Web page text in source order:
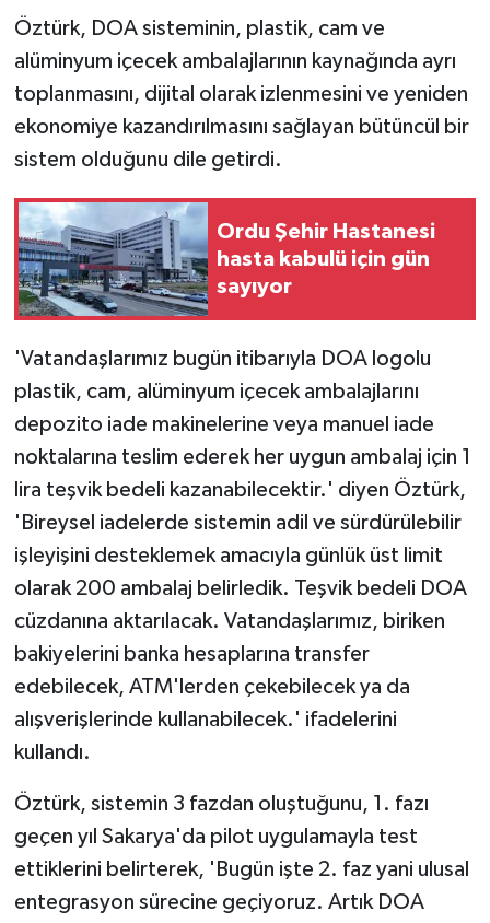
Öztürk, DOA sisteminin, plastik, cam ve
alüminyum içecek ambalajlarının kaynağında ayrı
toplanmasını, dijital olarak izlenmesini ve yeniden
ekonomiye kazandırılmasını sağlayan bütüncül bir
sistem olduğunu dile getirdi.
Ordu Şehir Hastanesi
hasta kabulü için gün
sayıyor
'Vatandaşlarımız bugün itibarıyla DOA logolu
plastik, cam, alüminyum içecek ambalajlarını
depozito iade makinelerine veya manuel iade
noktalarına teslim ederek her uygun ambalaj için 1
lira teşvik bedeli kazanabilecektir.' diyen Öztürk,
'Bireysel iadelerde sistemin adil ve sürdürülebilir
işleyişini desteklemek amacıyla günlük üst limit
olarak 200 ambalaj belirledik. Teşvik bedeli DOA
cüzdanına aktarılacak. Vatandaşlarımız, biriken
bakiyelerini banka hesaplarına transfer
edebilecek, ATM'lerden çekebilecek ya da
alışverişlerinde kullanabilecek.' ifadelerini
kullandı.
Öztürk, sistemin 3 fazdan oluştuğunu, 1. fazı
geçen yıl Sakarya'da pilot uygulamayla test
ettiklerini belirterek, 'Bugün işte 2. faz yani ulusal
entegrasyon sürecine geçiyoruz. Artık DOA